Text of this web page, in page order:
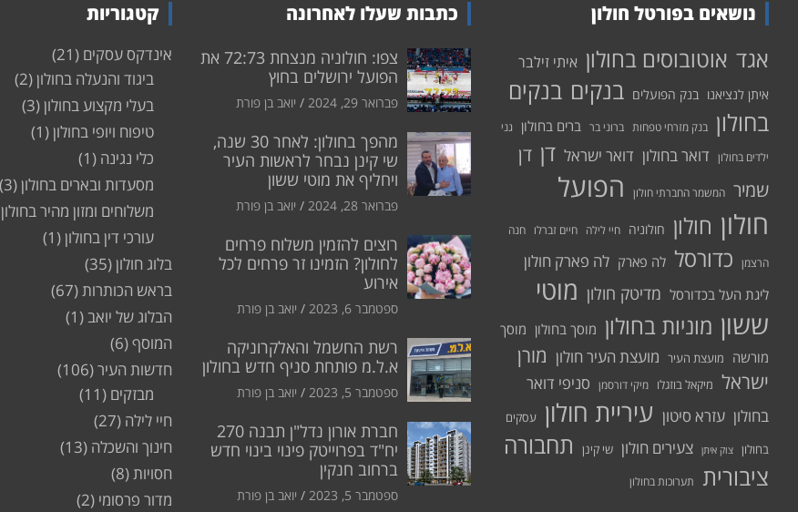
נושאים בפורטל חולון
אגד אוטובוסים בחולון איתי זילבר
איתן לנציאנו בנק הפועלים בנקים בנקים
בחולון בנק מזרחי טפחות ברוני בר ברים בחולון גני
ילדים בחולון דואר בחולון דואר ישראל דן דן
שמיר המשמר החברתי חולון
הפועל
חולון חולון חולוניה חיי לילה חיים זברלו חנה
הרצמן כדורסל לה פארק לה פארק חולון
ליגת העל בכדורסל מדיטק חולון מוטי
ששון מוניות בחולון מוסך בחולון מוסך
מורשה
מועצת העיר מועצת העיר חולון מורן
ישראל מיקאל בוזגלו מיקי דורסמן סניפי דואר
בחולון עזרא סיטון עיריית חולון עסקים
בחולון
צוק איתן צעירים חולון שי קינן
תחבורה
ציבורית
תערוכות בחולון
כתבות שעלו לאחרונה
צפו: חולוניה מנצחת 72:73 את
הפועל ירושלים בחוץ
פברואר 29, 2024 יואב בן פורת
מהפך בחולון: לאחר 30 שנה,
שי קינן נבחר לראשות העיר
ויחליף את מוטי ששון
פברואר 28, 2024 יואב בן פורת
רוצים להזמין משלוח פרחים
לחולון? הזמינו זר פרחים לכל
אירוע
ספטמבר 6, 2023 יואב בן פורת
רשת החשמל והאלקרוניקה
א.ל.מ פותחת סניף חדש בחולון
ספטמבר 5, 2023 יואב בן פורת
חברת אורון נדל"ן תבנה 270
יח"ד בפרוייטק פינוי בינוי חדש
ברחוב חנקין
ספטמבר 5, 2023 יואב בן פורת
קטגוריות
אינדקס עסקים (21)
ביגוד והנעלה בחולון(2)
בעלי מקצוע בחולון(3)
טיפוח ויופי בחולון(1)
כלי נגינה (1)
מסעדות ובארים בחולון(3)
משלוחים ומזון מהיר בחולון
עורכי דין בחולון(1)
בלוג חולון(35)
בראש הכותרות(67)
הבלוג של יואב (1)
המוסף(6)
חדשות העיר(106)
מבזקים (11)
חיי לילה (27)
חינוך והשכלה (13)
חסויות(8)
מדור פרסומי (2)